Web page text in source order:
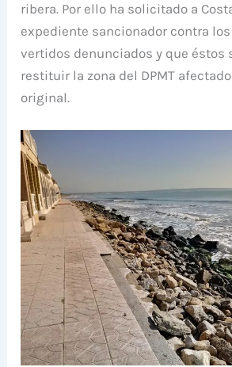
ribera. Por ello ha solicitado a
expediente sancionador contra
vertidos denunciados y que éstos
restituir la zona del DPMT
original.